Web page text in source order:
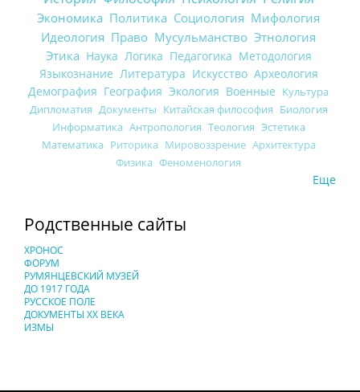
Экономика Политика Социология Мифология
Идеология Право Мусульманство Этнология
Этика Наука Логика Педагогика Методология
Языкознание Литература Искусство Археология
Демография География Экология Военные Культура
Дипломатия Документы Китайская философия Биология
Информатика Антропология Теология Эстетика
Математика Риторика Мировоззрение Архитектура
Физика Феноменология
Еще
Родственные сайты
ХРОНОС
ФОРУМ
РУМЯНЦЕВСКИЙ МУЗЕЙ
ДО 1917 ГОДА
РУССКОЕ ПОЛЕ
ДОКУМЕНТЫ XX ВЕКА
ИЗМЫ